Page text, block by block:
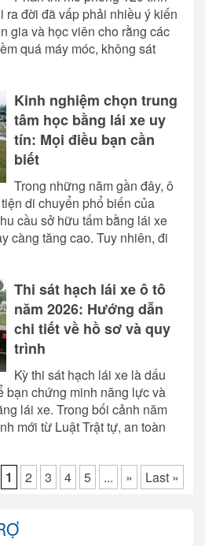
ra đời đã vấp phải nhiều ý kiến
gia và học viên cho rằng các
quá máy móc, không sát
Kinh nghiệm chọn trung
tâm học bằng lái xe uy
tín: Mọi điều bạn cần
biết
Trong những năm gần đây, ô
di chuyển phổ biến của
cầu sở hữu tấm bằng lái xe
càng tăng cao. Tuy nhiên, đi
Thi sát hạch lái xe ô tô
năm 2026: Hướng dẫn
chi tiết về hồ sơ và quy
trình
Kỳ thi sát hạch lái xe là dấu
bạn chứng minh năng lực và
lái xe. Trong bối cảnh năm
mới từ Luật Trật tự, an toàn
1 2 3 4 5 ... » Last »